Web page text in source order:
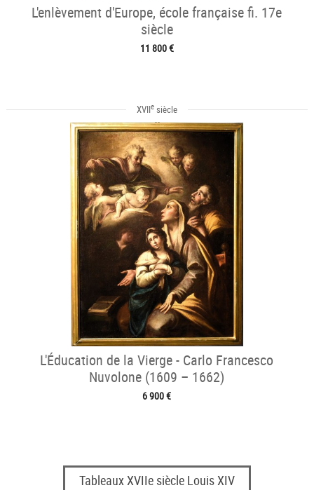
L'enlèvement d'Europe, école française fi. 17e
siècle
11 800 €
XVIIesiècle
L'Éducation de la Vierge - Carlo Francesco
Nuvolone (1609 – 1662)
6 900 €
Tableaux XVIIe siècle Louis XIV